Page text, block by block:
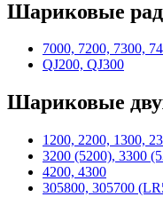
Шариковые
7000, 7200, 7300,
QJ200, QJ300
Шариковые
1200, 2200, 1300,
3200 (5200), 3300
4200, 4300
305800, 305700